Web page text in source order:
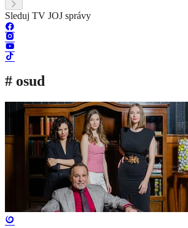
Sleduj TV JOJ správy
# osud